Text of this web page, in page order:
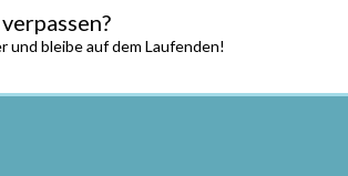
bleibe auf dem Laufenden!